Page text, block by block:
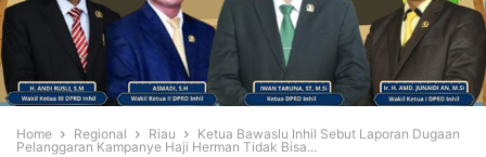
Home Regional Riau
Ketua Bawaslu Inhil Sebut Laporan Dugaan
Pelanggaran Kampanye Haji Herman Tidak Bisa...